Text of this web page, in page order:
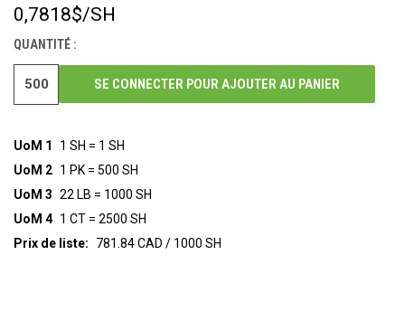
STOCK
0,7818$/SH
QUANTITÉ :
SE CONNECTER POUR AJOUTER AU PANIER
UoM 1
1 SH = 1 SH
UoM 2 1 PK = 500 SH
UoM 3 22 LB = 1000 SH
UoM 4 1 CT = 2500 SH
Prix de liste:
781.84 CAD / 1000 SH